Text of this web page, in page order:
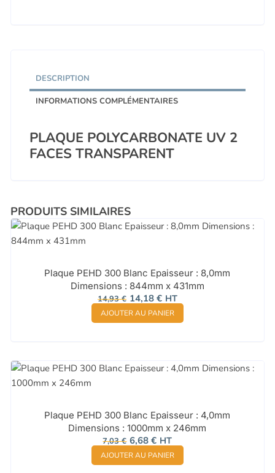
DESCRIPTION
INFORMATIONS COMPLÉMENTAIRES
PLAQUE POLYCARBONATE UV 2
FACES TRANSPARENT
PRODUITS SIMILAIRES
Plaque PEHD 300 Blanc Epaisseur : 8,0mm
Dimensions : 844mm x 431mm
14,93€ Le
prix
initial
était :
14,18 €Le
prix
actuel
est :
HT
AJOUTER AU PANIER
Plaque PEHD 300 Blanc Epaisseur : 4,0mm
Dimensions : 1000mm x 246mm
7,03€ Le
prix
initial
était :
6,68€Le
prix
actuel
est :
HT
AJOUTER AU PANIER